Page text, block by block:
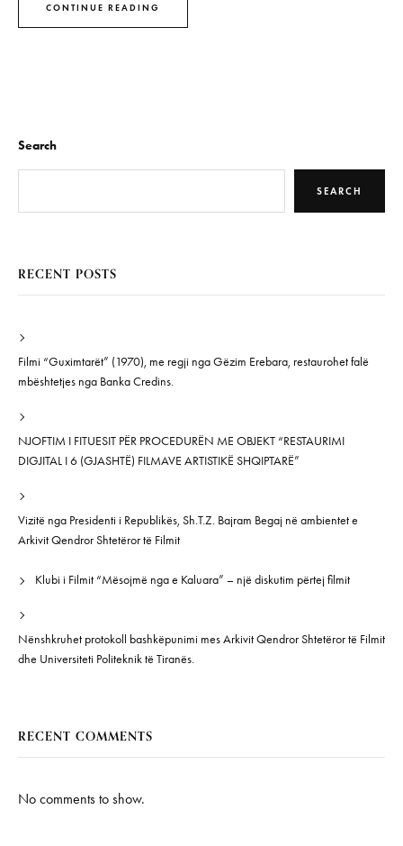
CONTINUE READING
Search
SEARCH
RECENT POSTS
Filmi “Guximtarët” (1970), me regji nga Gëzim Erebara, restaurohet falë
mbështetjes nga Banka Credins.
NJOFTIM I FITUESIT PËR PROCEDURËN ME OBJEKT “RESTAURIMI
DIGJITAL I 6 (GJASHTË) FILMAVE ARTISTIKË SHQIPTARË”
Vizitë nga Presidenti i Republikës, Sh.T.Z. Bajram Begaj në ambientet e
Arkivit Qendror Shtetëror të Filmit
Klubi i Filmit “Mësojmë nga e Kaluara” – një diskutim përtej filmit
Nënshkruhet protokoll bashkëpunimi mes Arkivit Qendror Shtetëror të Filmit
dhe Universiteti Politeknik të Tiranës.
RECENT COMMENTS
No comments to show.